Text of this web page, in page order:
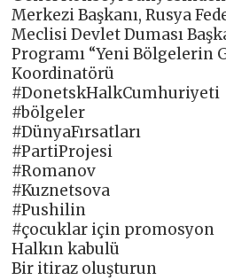
Merkezi Başkanı, Rusya
Meclisi Devlet Duması
Programı “Yeni
Koordinatörü
#DonetskHalkCumhuriyeti
#bölgeler
#DünyaFırsatları
#PartiProjesi
#Romanov
#Kuznetsova
#Pushilin
#çocuklar için promosyon
Halkın kabulü
Bir itiraz oluşturun